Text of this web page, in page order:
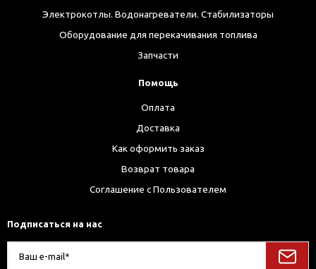
Электрокотлы. Водонагреватели. Стабилизаторы
Оборудование для перекачивания топлива
Запчасти
Помощь
Оплата
Доставка
Как оформить заказ
Возврат товара
Соглашение с Пользователем
Подписаться на нас